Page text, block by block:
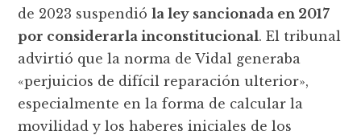
de 2023 suspendióla ley sancionada en 2017
por considerarla inconstitucional. El tribunal
advirtió que la norma de Vidal generaba
«perjuicios de difícil reparación ulterior»,
especialmente en la forma de calcular la
movilidad y los haberes iniciales de los